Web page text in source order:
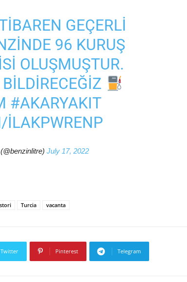
GEÇERLI
96 KURUŞ
OLUŞMUŞTUR.
#AKARYAKIT
ILAKPWRENP
July 17, 2022
Turcia vacanta
Twitter Pinterest Telegram